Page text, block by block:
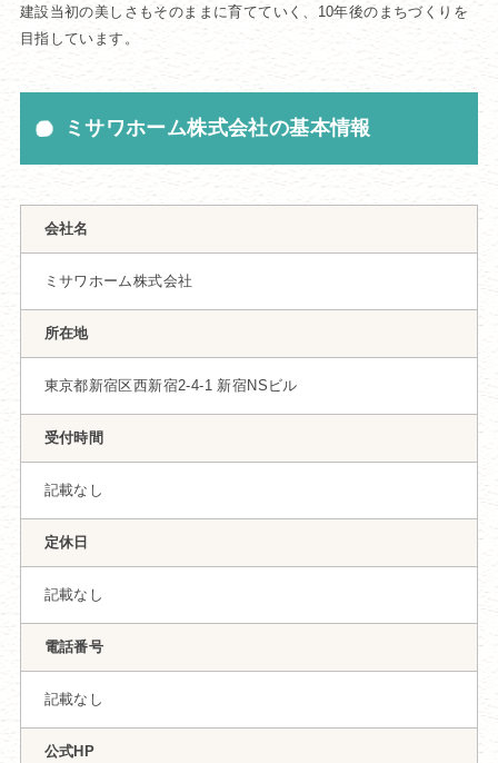
建設当初の美しさもそのままに育てていく、10年後のまちづくりを
目指しています。
ミサワホーム株式会社の基本情報
会社名
ミサワホーム株式会社
所在地
東京都新宿区西新宿2-4-1 新宿NSビル
受付時間
記載なし
定休日
記載なし
電話番号
記載なし
公式HP